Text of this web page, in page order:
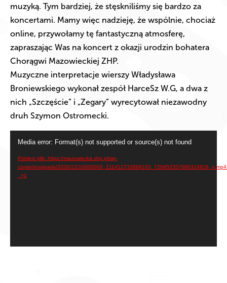
muzyką. Tym bardziej, że stęskniliśmy się bardzo za
koncertami. Mamy więc nadzieję, że wspólnie, chociaż
online, przywołamy tę fantastyczną atmosferę,
zapraszając Was na koncert z okazji urodzin bohatera
Chorągwi Mazowieckiej ZHP.
Muzyczne interpretacje wierszy Władysława
Broniewskiego wykonał zespół HarceSz W.G, a dwa z
nich „Szczęście” i „Zegary” wyrecytował niezawodny
druh Szymon Ostromecki.
Media error: Format(s) not supported or source(s) not found
Pobierz plik: https://mazowiecka.zhp.pl/wp-
content/uploads/2020/12/
_=1